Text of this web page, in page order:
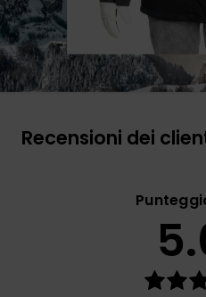
Recensioni dei